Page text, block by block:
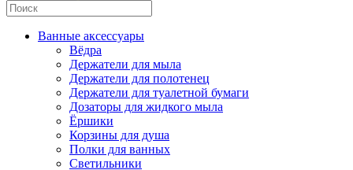
Ванные аксессуары
Вёдра
Держатели для мыла
Держатели для полотенец
Держатели для туалетной бумаги
Дозаторы для жидкого мыла
Ёршики
Корзины для душа
Полки для ванных
Светильники